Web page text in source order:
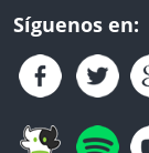
Síguenos en: